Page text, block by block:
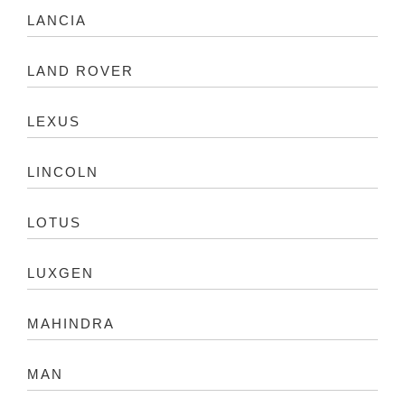
LANCIA
LAND ROVER
LEXUS
LINCOLN
LOTUS
LUXGEN
MAHINDRA
MAN